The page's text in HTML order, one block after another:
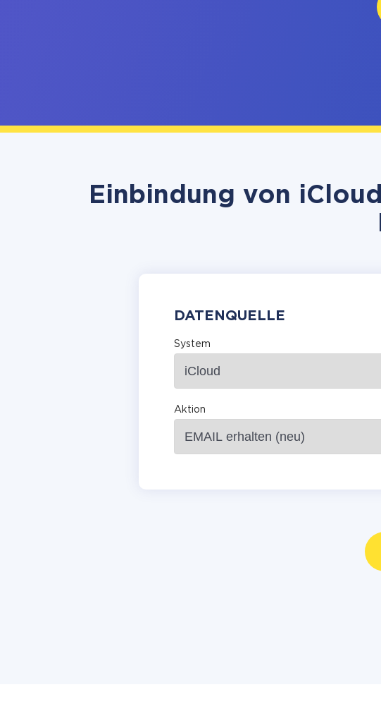
Einbindung von
DATENQUELLE
System
Aktion